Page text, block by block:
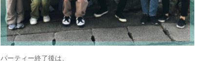
パーティー終了後は、